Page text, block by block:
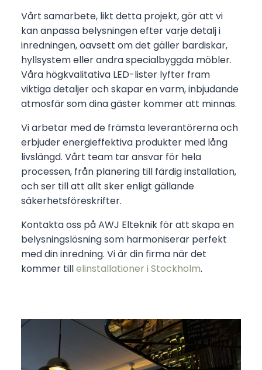
Vårt samarbete, likt detta projekt, gör att vi
kan anpassa belysningen efter varje detalj i
inredningen, oavsett om det gäller bardiskar,
hyllsystem eller andra specialbyggda möbler.
Våra högkvalitativa LED-lister lyfter fram
viktiga detaljer och skapar en varm, inbjudande
atmosfär som dina gäster kommer att minnas.
Vi arbetar med de främsta leverantörerna och
erbjuder energieffektiva produkter med lång
livslängd. Vårt team tar ansvar för hela
processen, från planering till färdig installation,
och ser till att allt sker enligt gällande
säkerhetsföreskrifter.
Kontakta oss på AWJ Elteknik för att skapa en
belysningslösning som harmoniserar perfekt
med din inredning. Vi är din firma när det
kommer tillelinstallationer i Stockholm.